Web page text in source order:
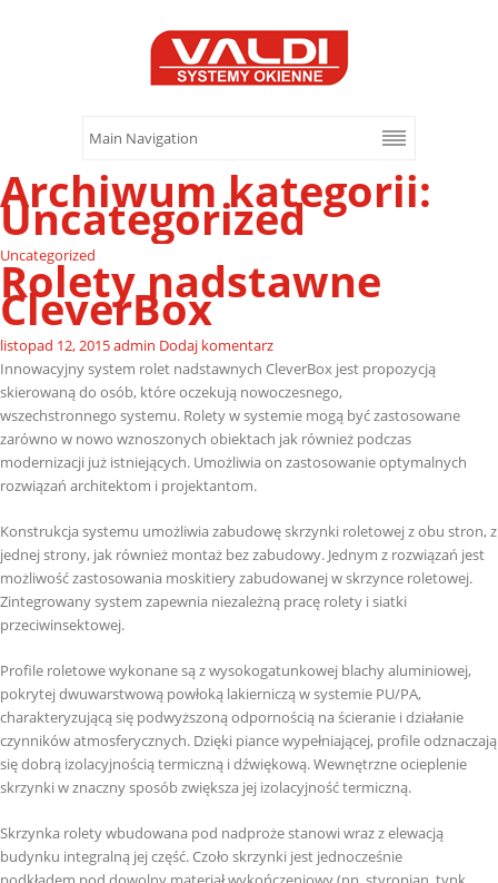
Archiwum kategorii:
Uncategorized
Uncategorized
Rolety nadstawne
CleverBox
listopad 12, 2015admin Dodaj komentarz
Innowacyjny system rolet nadstawnych CleverBox jest propozycją
skierowaną do osób, które oczekują nowoczesnego,
wszechstronnego systemu. Rolety w systemie mogą być zastosowane
zarówno w nowo wznoszonych obiektach jak również podczas
modernizacji już istniejących. Umożliwia on zastosowanie optymalnych
rozwiązań architektom i projektantom.
Konstrukcja systemu umożliwia zabudowę skrzynki roletowej z obu stron, z
jednej strony, jak również montaż bez zabudowy. Jednym z rozwiązań jest
możliwość zastosowania moskitiery zabudowanej w skrzynce roletowej.
Zintegrowany system zapewnia niezależną pracę rolety i siatki
przeciwinsektowej.
Profile roletowe wykonane są z wysokogatunkowej blachy aluminiowej,
pokrytej dwuwarstwową powłoką lakierniczą w systemie PU/PA,
charakteryzującą się podwyższoną odpornością na ścieranie i działanie
czynników atmosferycznych. Dzięki piance wypełniającej, profile odznaczają
się dobrą izolacyjnością termiczną i dźwiękową. Wewnętrzne ocieplenie
skrzynki w znaczny sposób zwiększa jej izolacyjność termiczną.
Skrzynka rolety wbudowana pod nadproże stanowi wraz z elewacją
budynku integralną jej część. Czoło skrzynki jest jednocześnie